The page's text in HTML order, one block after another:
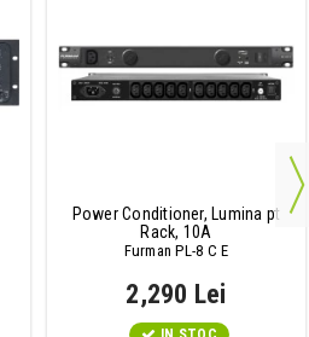
Power Conditioner, Lumina pt
Rack, 10A
Furman PL-8 C E
2,290 Lei